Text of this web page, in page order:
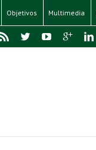
Objetivos Multimedia